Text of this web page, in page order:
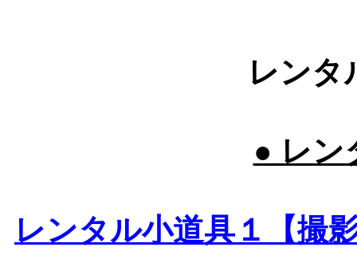
レンタ
● レン
レンタル小道具１【撮